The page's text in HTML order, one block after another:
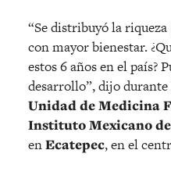
“Se distribuyó la
con mayor bienestar.
estos 6 años en el país?
desarrollo”, dijo
Unidad de Medicina
Instituto Mexicano
enEcatepec, en el